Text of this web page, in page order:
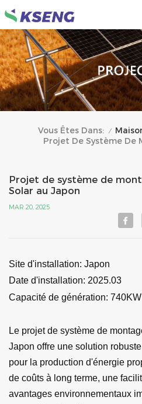
Vous Êtes Dans: /
Projet de système de
Solar au Japon
MAR 20, 2025
Site d'installation: Japon
Date d'installation: 2025.03
Capacité de génération: 740KW
Le projet de système de
Japon offre une solution
pour la production d'énergie
de coûts à long terme, une
avantages environnementaux